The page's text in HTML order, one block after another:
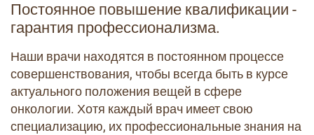
Постоянное повышение квалификации -
гарантия профессионализма.
Наши врачи находятся в постоянном процессе
совершенствования, чтобы всегда быть в курсе
актуального положения вещей в сфере
онкологии. Хотя каждый врач имеет свою
специализацию, их профессиональные знания на